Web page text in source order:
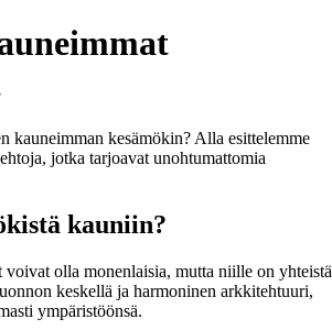
kauneimman kesämökin? Alla esittelemme
jotka tarjoavat unohtumattomia
kauniin?
olla monenlaisia, mutta niille on yhteistä
keskellä ja harmoninen arkkitehtuuri,
ympäristöönsä.